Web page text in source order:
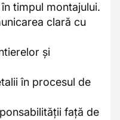
timpul montajului.
clară cu
și
în procesul de
față de